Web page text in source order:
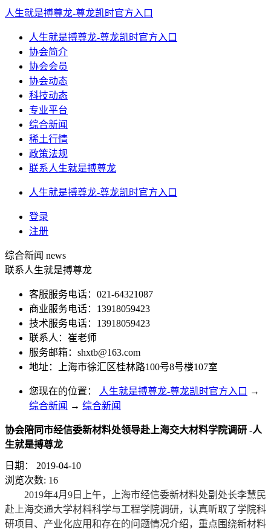
人生就是搏尊龙-尊龙凯时官方入口
人生就是搏尊龙-尊龙凯时官方入口
协会简介
协会会员
协会动态
科技动态
专业平台
综合新闻
稀土行情
政策法规
联系人生就是搏尊龙
人生就是搏尊龙-尊龙凯时官方入口
登录
注册
综合新闻 news
联系人生就是搏尊龙
客服服务电话：021-64321087
商业服务电话：13918059423
技术服务电话：13918059423
联系人：崔老师
服务邮箱： shxtb@163.com
地址：上海市徐汇区桂林路100号8号楼107室
您现在的位置： 人生就是搏尊龙-尊龙凯时官方入口 →
综合新闻 → 综合新闻
协会陪同市经信委新材料处领导赴上海交大材料学院调研 -人
生就是搏尊龙
日期：
2019-04-10
浏览次数: 16
2019年4月9日上午，上海市经信委新材料处副处长李慧民
赴上海交通大学材料科学与工程学院调研，认真听取了学院科
研项目、产业化应用和存在的问题情况介绍，重点围绕新材料